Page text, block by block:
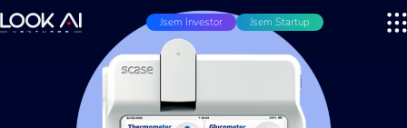
Jsem Investor Jsem Startup